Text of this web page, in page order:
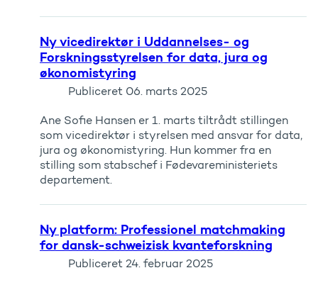
Ny vicedirektør i Uddannelses- og
Forskningsstyrelsen for data, jura og
økonomistyring
Publiceret 06. marts 2025
Ane Sofie Hansen er 1. marts tiltrådt stillingen
som vicedirektør i styrelsen med ansvar for data,
jura og økonomistyring. Hun kommer fra en
stilling som stabschef i Fødevareministeriets
departement.
Ny platform: Professionel matchmaking
for dansk-schweizisk kvanteforskning
Publiceret 24. februar 2025